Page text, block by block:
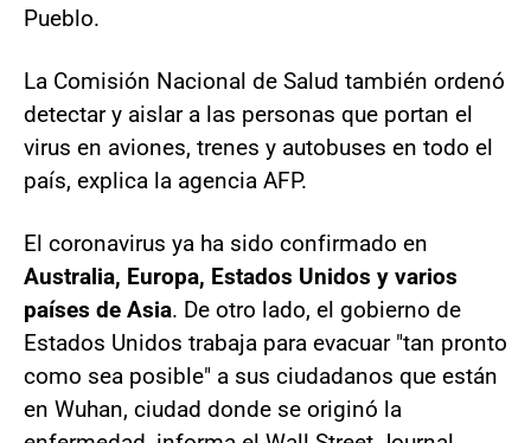
Pueblo.
La Comisión Nacional de Salud también ordenó
detectar y aislar a las personas que portan el
virus en aviones, trenes y autobuses en todo el
país, explica la agencia AFP.
El coronavirus ya ha sido confirmado en
Australia, Europa, Estados Unidos y varios
países de Asia. De otro lado, el gobierno de
Estados Unidos trabaja para evacuar "tan pronto
como sea posible" a sus ciudadanos que están
en Wuhan, ciudad donde se originó la